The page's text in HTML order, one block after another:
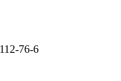
76-6